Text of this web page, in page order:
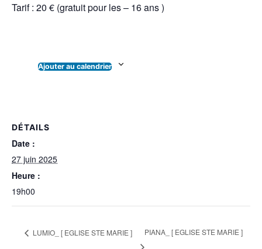
Tarif : 20 € (gratuit pour les – 16 ans )
Ajouter au calendrier
DÉTAILS
Date :
27 juin 2025
Heure :
19h00
LUMIO_ [ EGLISE STE MARIE ] PIANA_ [ EGLISE STE MARIE ]